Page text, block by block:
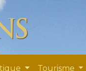
Tourisme